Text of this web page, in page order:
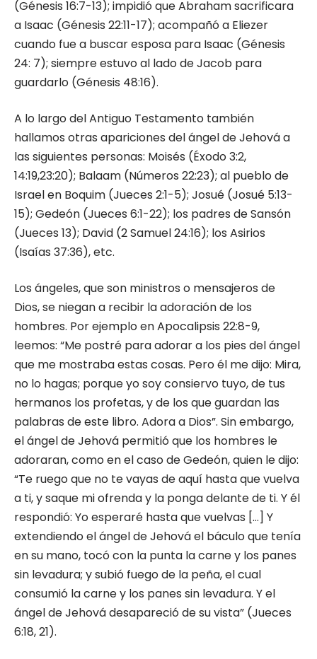
(Génesis 16:7-13); impidió que Abraham sacrificara
a Isaac (Génesis 22:11-17); acompañó a Eliezer
cuando fue a buscar esposa para Isaac (Génesis
24: 7); siempre estuvo al lado de Jacob para
guardarlo (Génesis 48:16).
A lo largo del Antiguo Testamento también
hallamos otras apariciones del ángel de Jehová a
las siguientes personas: Moisés (Éxodo 3:2,
14:19,23:20); Balaam (Números 22:23); al pueblo de
Israel en Boquim (Jueces 2:1-5); Josué (Josué 5:13-
15); Gedeón (Jueces 6:1-22); los padres de Sansón
(Jueces 13); David (2 Samuel 24:16); los Asirios
(Isaías 37:36), etc.
Los ángeles, que son ministros o mensajeros de
Dios, se niegan a recibir la adoración de los
hombres. Por ejemplo en Apocalipsis 22:8-9,
leemos: “Me postré para adorar a los pies del ángel
que me mostraba estas cosas. Pero él me dijo: Mira,
no lo hagas; porque yo soy consiervo tuyo, de tus
hermanos los profetas, y de los que guardan las
palabras de este libro. Adora a Dios”. Sin embargo,
el ángel de Jehová permitió que los hombres le
adoraran, como en el caso de Gedeón, quien le dijo:
“Te ruego que no te vayas de aquí hasta que vuelva
a ti, y saque mi ofrenda y la ponga delante de ti. Y él
respondió: Yo esperaré hasta que vuelvas […] Y
extendiendo el ángel de Jehová el báculo que tenía
en su mano, tocó con la punta la carne y los panes
sin levadura; y subió fuego de la peña, el cual
consumió la carne y los panes sin levadura. Y el
ángel de Jehová desapareció de su vista” (Jueces
6:18, 21).